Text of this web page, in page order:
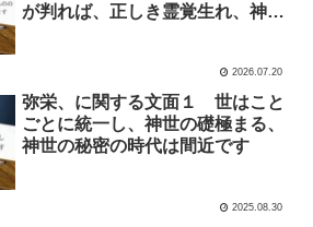
が判れば、正しき霊覚生れ、神の
2026.07.20
弥栄、に関する文面１ 世はこと
ごとに統一し、神世の礎極まる、
神世の秘密の時代は間近です
2025.08.30